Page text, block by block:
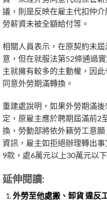
議，則是反映在雇主代扣仲
勞薪資未被全額給付等。
相關人員表示，在原契約未
意，但在就服法第52條通過
主就擁有較多的主動權，因
同意外勞期滿轉換。
重建處說明，如果外勞期滿
定，原雇主應於聘期屆滿前2
換，勞動部將依外籍勞工意
資訊，雇主如拒絕辦理轉出
9款，處6萬元以上30萬元以
延伸閱讀:
外勞至他處搬、卸貨 違反